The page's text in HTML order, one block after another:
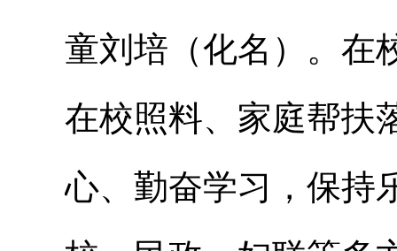
童刘培（化名）。在
在校照料、家庭帮扶
心、勤奋学习，保持